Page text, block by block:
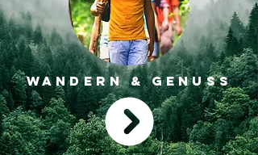
WANDERN & GENUSS